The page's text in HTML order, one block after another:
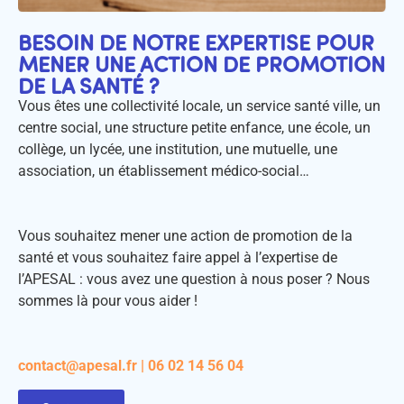
BESOIN DE NOTRE EXPERTISE POUR
MENER UNE ACTION DE PROMOTION
DE LA SANTÉ ?
Vous êtes une collectivité locale, un service santé ville, un
centre social, une structure petite enfance, une école, un
collège, un lycée, une institution, une mutuelle, une
association, un établissement médico-social…
Vous souhaitez mener une action de promotion de la
santé et vous souhaitez faire appel à l’expertise de
l’APESAL : vous avez une question à nous poser ? Nous
sommes là pour vous aider !
contact@apesal.fr | 06 02 14 56 04